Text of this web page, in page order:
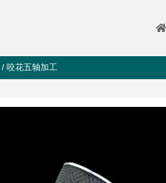
/ 咬花五轴加工